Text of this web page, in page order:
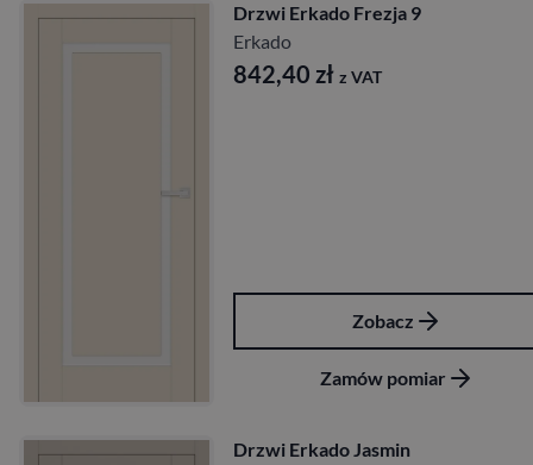
Drzwi Erkado Frezja 9
Erkado
842,40 zł z VAT
Zobacz
Zamów pomiar
Drzwi Erkado Jasmin